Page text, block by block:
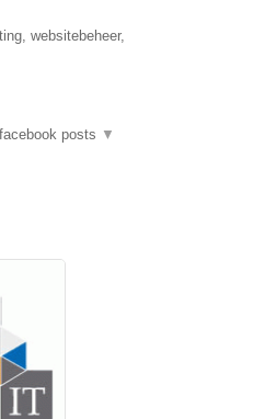
websitebeheer,
facebook posts ▼